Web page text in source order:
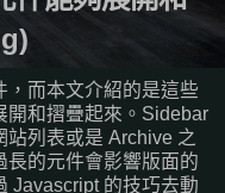
，而本文介紹的是這些
開和摺疊起來。Sidebar
列表或是 Archive 之
的元件會影響版面的
Javascript 的技巧去動